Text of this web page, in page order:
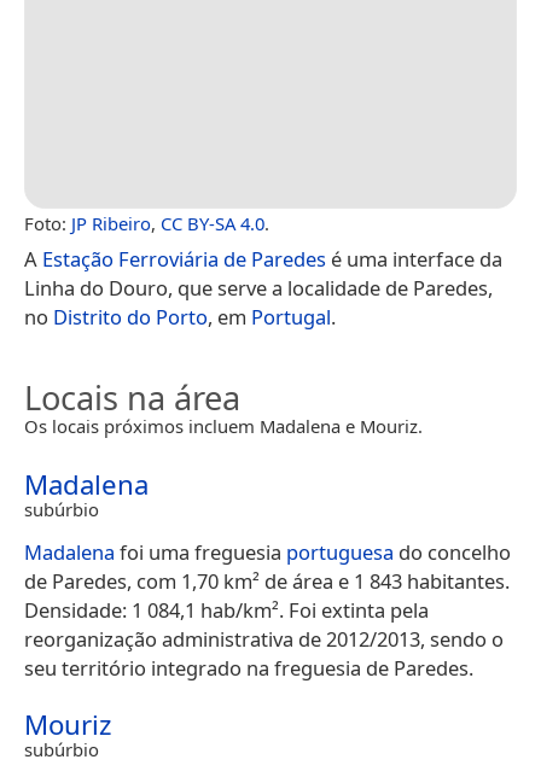
Foto: JP Ribeiro, CC BY-SA 4.0.
A Estação Ferroviária de Paredes é uma interface da
Linha do Douro, que serve a localidade de Paredes,
no Distrito do Porto, em Portugal.
Locais na área
Os locais próximos incluem Madalena e Mouriz.
Madalena
subúrbio
Madalena foi uma freguesia portuguesa do concelho
de Paredes, com 1,70 km² de área e 1 843 habitantes.
Densidade: 1 084,1 hab/km². Foi extinta pela
reorganização administrativa de 2012/2013, sendo o
seu território integrado na freguesia de Paredes.
Mouriz
subúrbio